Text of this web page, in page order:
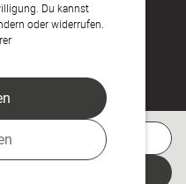
Du kannst
oder widerrufen.